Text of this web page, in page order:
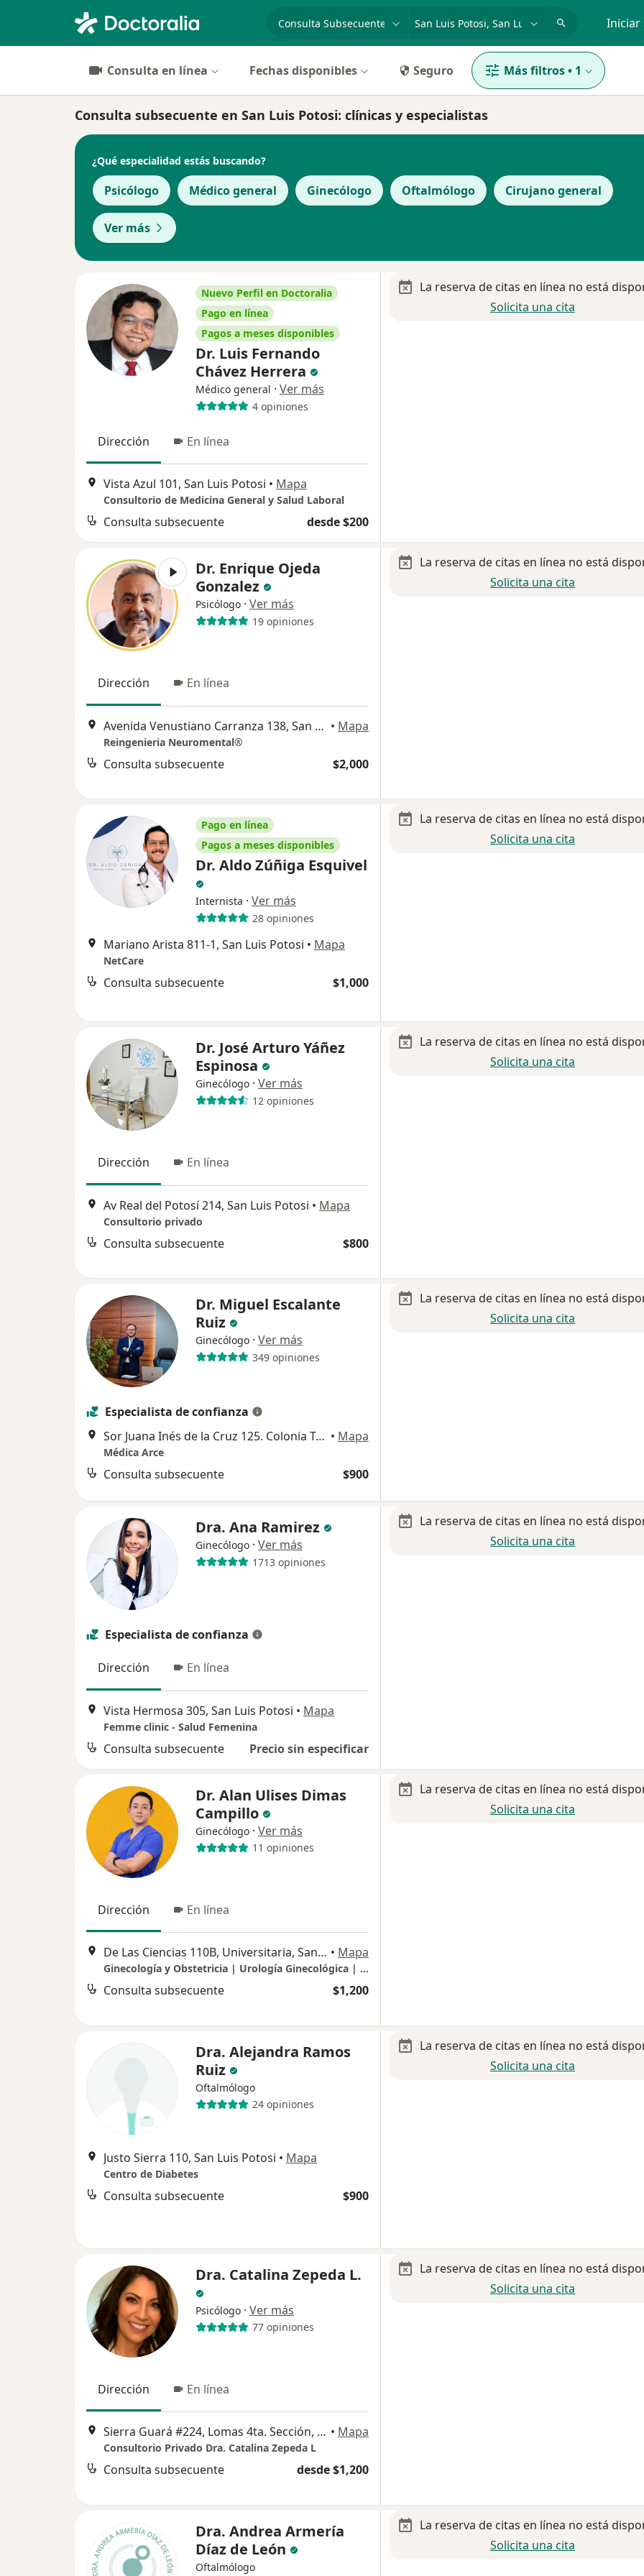
Iniciar
Consulta en línea Fechas disponibles Seguro Más filtros• 1
Consulta subsecuente en San Luis Potosi: clínicas y especialistas
¿Qué especialidad estás buscando?
Psicólogo Médico general Ginecólogo Oftalmólogo Cirujano general
Ver más
Nuevo Perfil en Doctoralia
Pago en línea
Pagos a meses disponibles
Dr. Luis Fernando
Chávez Herrera
Médico general · Ver más
4 opiniones
Dirección En línea
Vista Azul 101, San Luis Potosi • Mapa
Consultorio de Medicina General y Salud Laboral
Consulta subsecuente desde $200
La reserva de citas en línea no está
Solicita una cita
Dr. Enrique Ojeda
Gonzalez
Psicólogo · Ver más
19 opiniones
Dirección En línea
Avenida Venustiano Carranza 138, San Luis Potosi • Mapa
Reingenieria Neuromental®
Consulta subsecuente $2,000
La reserva de citas en línea no está
Solicita una cita
Pago en línea
Pagos a meses disponibles
Dr. Aldo Zúñiga Esquivel
Internista · Ver más
28 opiniones
Mariano Arista 811-1, San Luis Potosi • Mapa
NetCare
Consulta subsecuente $1,000
La reserva de citas en línea no está
Solicita una cita
Dr. José Arturo Yáñez
Espinosa
Ginecólogo · Ver más
12 opiniones
Dirección En línea
Av Real del Potosí 214, San Luis Potosi • Mapa
Consultorio privado
Consulta subsecuente $800
La reserva de citas en línea no está
Solicita una cita
Dr. Miguel Escalante
Ruiz
Ginecólogo · Ver más
349 opiniones
Especialista de confianza
Sor Juana Inés de la Cruz 125. Colonia Tequisquiapan, San Luis Potosi • Mapa
Médica Arce
Consulta subsecuente $900
La reserva de citas en línea no está
Solicita una cita
Dra. Ana Ramirez
Ginecólogo · Ver más
1713 opiniones
Especialista de confianza
Dirección En línea
Vista Hermosa 305, San Luis Potosi • Mapa
Femme clinic - Salud Femenina
Consulta subsecuente Precio sin especificar
La reserva de citas en línea no está
Solicita una cita
Dr. Alan Ulises Dimas
Campillo
Ginecólogo · Ver más
11 opiniones
Dirección En línea
De Las Ciencias 110B, Universitaria, San Luis Potosi • Mapa
Ginecología y Obstetricia | Urología Ginecológica | Salud en Piso Pélvico
Consulta subsecuente $1,200
La reserva de citas en línea no está
Solicita una cita
Dra. Alejandra Ramos
Ruiz
Oftalmólogo
24 opiniones
Justo Sierra 110, San Luis Potosi • Mapa
Centro de Diabetes
Consulta subsecuente $900
La reserva de citas en línea no está
Solicita una cita
Dra. Catalina Zepeda L.
Psicólogo · Ver más
77 opiniones
Dirección En línea
Sierra Guará #224, Lomas 4ta. Sección, San Luis Potosi • Mapa
Consultorio Privado Dra. Catalina Zepeda L
Consulta subsecuente desde $1,200
La reserva de citas en línea no está
Solicita una cita
Dra. Andrea Armería
Díaz de León
Oftalmólogo
La reserva de citas en línea no está
Solicita una cita